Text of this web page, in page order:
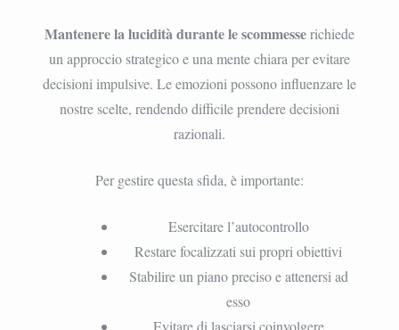
Mantenere la lucidità durante le scommesserichiede
un approccio strategico e una mente chiara per evitare
decisioni impulsive. Le emozioni possono influenzare le
nostre scelte, rendendo difficile prendere decisioni
razionali.
Per gestire questa sfida, è importante:
Esercitare l’autocontrollo
Restare focalizzati sui propri obiettivi
Stabilire un piano preciso e attenersi ad
esso
Evitare di lasciarsi coinvolgere